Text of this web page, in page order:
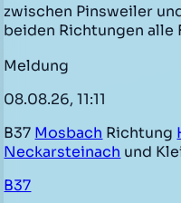
zwischen Pinsweiler
beiden Richtungen alle
Meldung
08.08.26, 11:11
B37 Mosbach Richtung
Neckarsteinach und
B37